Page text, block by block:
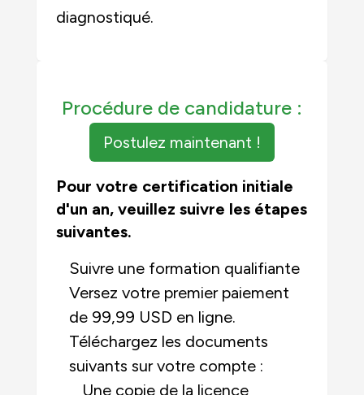
diagnostiqué.
Procédure de candidature :
Postulez maintenant !
Pour votre certification initiale
d'un an, veuillez suivre les étapes
suivantes.
Suivre une formation qualifiante
Versez votre premier paiement
de 99,99 USD en ligne.
Téléchargez les documents
suivants sur votre compte :
Une copie de la licence